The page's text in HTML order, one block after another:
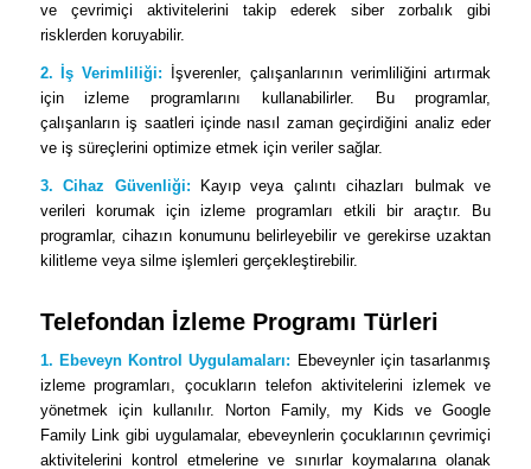
ve çevrimiçi aktivitelerini takip ederek siber zorbalık gibi
risklerden koruyabilir.
2. İş Verimliliği: İşverenler, çalışanlarının verimliliğini artırmak
için izleme programlarını kullanabilirler. Bu programlar,
çalışanların iş saatleri içinde nasıl zaman geçirdiğini analiz eder
ve iş süreçlerini optimize etmek için veriler sağlar.
3. Cihaz Güvenliği: Kayıp veya çalıntı cihazları bulmak ve
verileri korumak için izleme programları etkili bir araçtır. Bu
programlar, cihazın konumunu belirleyebilir ve gerekirse uzaktan
kilitleme veya silme işlemleri gerçekleştirebilir.
Telefondan İzleme Programı Türleri
1. Ebeveyn Kontrol Uygulamaları: Ebeveynler için tasarlanmış
izleme programları, çocukların telefon aktivitelerini izlemek ve
yönetmek için kullanılır. Norton Family, my Kids ve Google
Family Link gibi uygulamalar, ebeveynlerin çocuklarının çevrimiçi
aktivitelerini kontrol etmelerine ve sınırlar koymalarına olanak